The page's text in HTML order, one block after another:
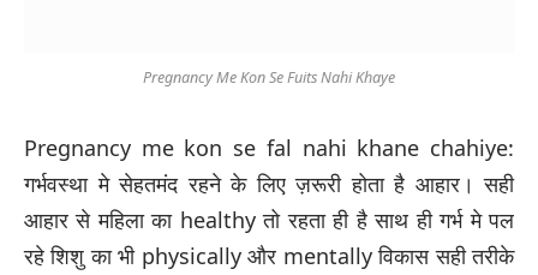
Pregnancy Me Kon Se Fuits Nahi Khaye
Pregnancy me kon se fal nahi khane chahiye:
गर्भवस्था मे सेहतमंद रहने के लिए ज़रूरी होता है आहार। सही
आहार से महिला का healthy तो रहता ही है साथ ही गर्भ मे पल
रहे शिशु का भी physically और mentally विकास सही तरीके